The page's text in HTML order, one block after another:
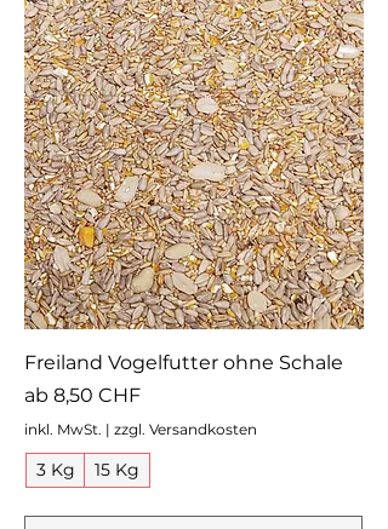
Freiland Vogelfutter ohne Schale
ab 8,50 CHF
Sale-Preis
inkl. MwSt. | zzgl. Versandkosten
3 Kg 15 Kg